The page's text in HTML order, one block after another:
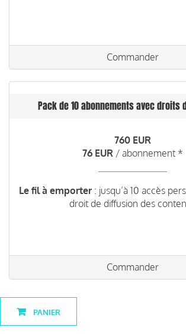
Commander
Pack de 10 abonnements avec droits
760 EUR
76 EUR / abonnement *
Le fil à emporter: jusqu’à 10 accès
droit de diffusion des
Commander
PANIER